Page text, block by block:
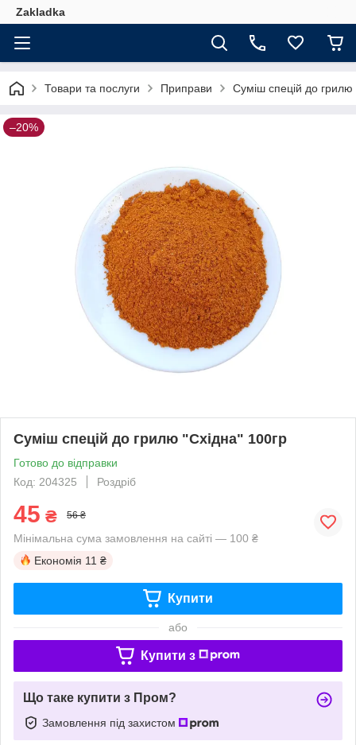
Zakladka
Товари та послуги Приправи Суміш спецій до грилю
–20%
Суміш спецій до грилю "Східна" 100гр
Готово до відправки
Код: 204325
Роздріб
45 ₴ 56 ₴
Мінімальна сума замовлення на сайті — 100 ₴
Економія 11 ₴
Купити
або
Купити з
Що таке купити з Пром?
Замовлення під захистом